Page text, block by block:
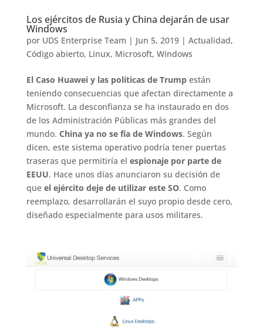
Los ejércitos de Rusia y China dejarán de usar
Windows
por UDS Enterprise Team | Jun 5, 2019| Actualidad,
Código abierto, Linux, Microsoft, Windows
El Caso Huawei y las políticas de Trumpestán
teniendo consecuencias que afectan directamente a
Microsoft. La desconfianza se ha instaurado en dos
de los Administración Públicas más grandes del
mundo. China ya no se fía de Windows. Según
dicen, este sistema operativo podría tener puertas
traseras que permitiría el espionaje por parte de
EEUU. Hace unos días anunciaron su decisión de
que el ejército deje de utilizar este SO. Como
reemplazo, desarrollarán el suyo propio desde cero,
diseñado especialmente para usos militares.